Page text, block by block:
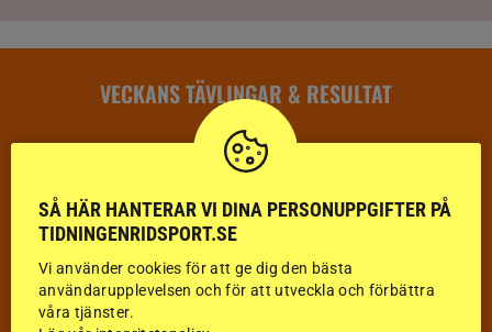
VECKANS TÄVLINGAR & RESULTAT
VECKA 32
DRESSYR
FÄLTTÄVLAN
KÖRNING
SÅ HÄR HANTERAR VI DINA PERSONUPPGIFTER PÅ
TIDNINGENRIDSPORT.SE
Vi använder cookies för att ge dig den bästa
användarupplevelsen och för att utveckla och förbättra
våra tjänster.